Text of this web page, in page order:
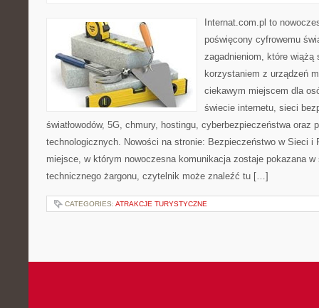
Internat.com.pl to
poświęcony cyfrowemu
zagadnieniom, które wiążą
korzystaniem z urządzeń
ciekawym miejscem dla
świecie internetu, sieci
światłowodów, 5G, chmury, hostingu, cyberbezpieczeństwa oraz
technologicznych. Nowości na stronie: Bezpieczeństwo w Sieci i
miejsce, w którym nowoczesna komunikacja zostaje pokazana
technicznego żargonu, czytelnik może znaleźć tu […]
CATEGORIES: ATRAKCJE TURYSTYCZNE